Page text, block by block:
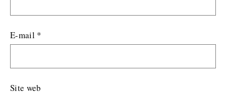
E-mail *
Site web